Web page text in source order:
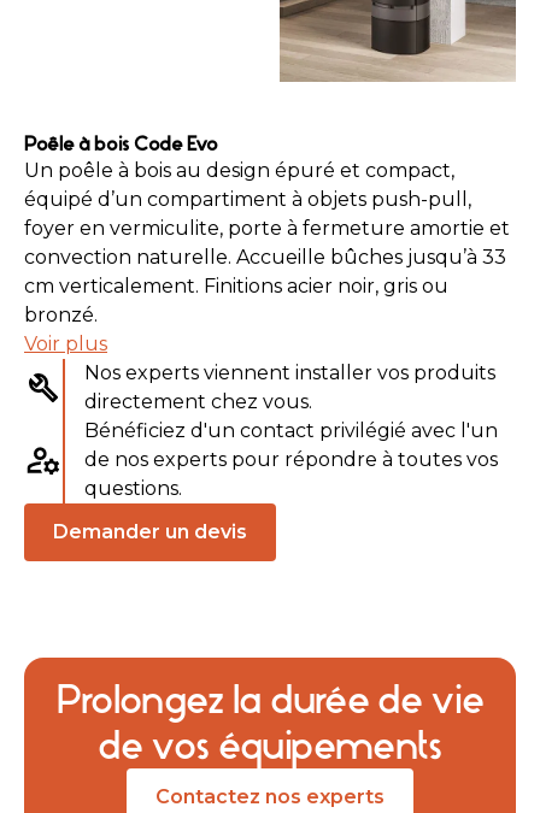
Poêle à bois Code Evo
Un poêle à bois au design épuré et compact,
équipé d’un compartiment à objets push-pull,
foyer en vermiculite, porte à fermeture amortie et
convection naturelle. Accueille bûches jusqu’à 33
cm verticalement. Finitions acier noir, gris ou
bronzé.
Voir plus
Nos experts viennent installer vos produits
directement chez vous.
Bénéficiez d'un contact privilégié avec l'un
de nos experts pour répondre à toutes vos
questions.
Demander un devis
Prolongez la durée de vie
de vos équipements
Contactez nos experts